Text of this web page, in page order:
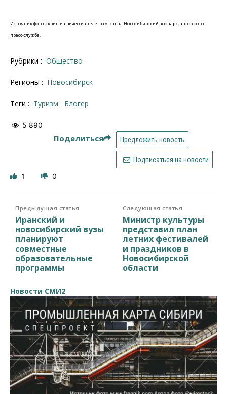
Источник фото: скрин из видео из телеграм-канал Новосибирский зоопарк, автор фото:
пресс-служба.
Рубрики : Общество
Регионы : Новосибирск
Теги : туризм блогер
5 890
Поделиться Предложить новость
Подписаться на новости
1 0
Предыдущая статья
Иранский и
новосибирский вузы
планируют
совместные
образовательные
программы
Следующая статья
Министр культуры
представил план
летних фестивалей
и праздников в
Новосибирской
области
Новости СМИ2